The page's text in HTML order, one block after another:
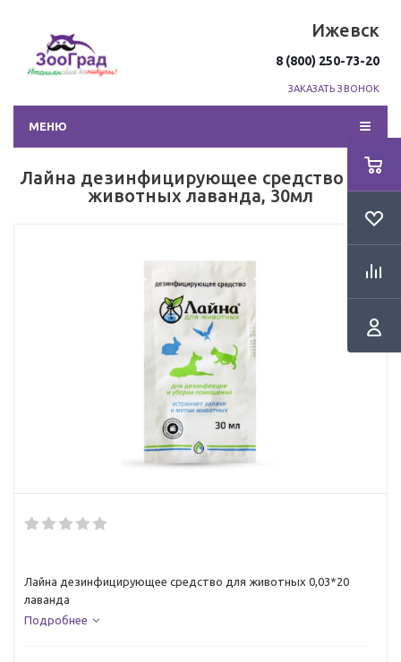
Ижевск
8 (800) 250-73-20
ЗАКАЗАТЬ ЗВОНОК
МЕНЮ
Лайна дезинфицирующее средство для
животных лаванда, 30мл
Лайна дезинфицирующее средство для животных 0,03*20
лаванда
Подробнее